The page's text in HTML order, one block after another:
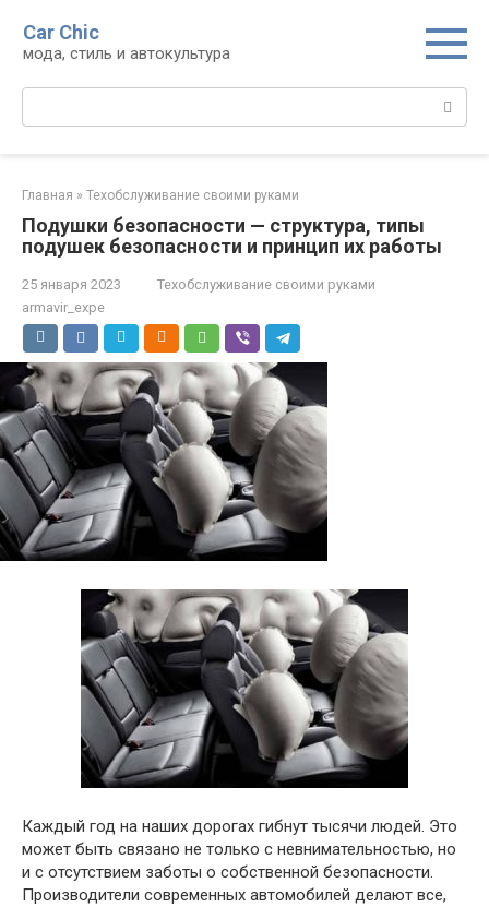
контенту
Car Chic
мода, стиль и автокультура
Поиск:
Главная » Техобслуживание своими руками
Подушки безопасности — структура, типы
подушек безопасности и принцип их работы
25 января 2023
Техобслуживание своими руками
armavir_expe
Каждый год на наших дорогах гибнут тысячи людей. Это
может быть связано не только с невнимательностью, но
и с отсутствием заботы о собственной безопасности.
Производители современных автомобилей делают все,